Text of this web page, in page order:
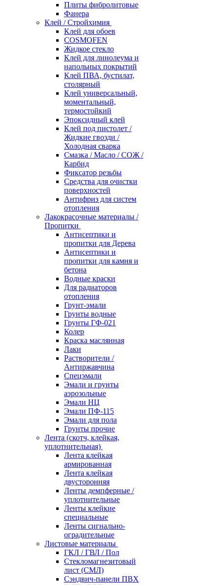
Плиты фибролитовые
Фанера
Клей / Стройхимия
Клей для обоев
COSMOFEN
Жидкое стекло
Клей для линолеума и
напольных покрытий
Клей ПВА, бустилат,
столярный
Клей универсальный,
моментальный,
термостойкий
Эпоксидный клей
Клей под пистолет /
Жидкие гвозди /
Холодная сварка
Смазка / Масло / СОЖ /
Карбид
Фиксатор резьбы
Средства для очистки
поверхностей
Антифриз для систем
отопления
Лакокрасочные материалы /
Пропитки
Антисептики и
пропитки для Дерева
Антисептики и
пропитки для камня и
бетона
Водные краски
Для радиаторов
отопления
Грунт-эмали
Грунты водные
Грунты ГФ-021
Колер
Краска маслянная
Лаки
Растворители /
Антиржавчина
Спецэмали
Эмали и грунты
аэрозольные
Эмали НЦ
Эмали ПФ-115
Эмали для пола
Грунты прочие
Лента (скотч, клейкая,
уплотнительная)
Лента клейкая
армированная
Лента клейкая
двусторонняя
Ленты демпферные /
уплотнительные
Ленты клейкие
специальные
Ленты сигнально-
оградительные
Листовые материалы
ГКЛ / ГВЛ / Пол
Стекломагнезитовый
лист (СМЛ)
Сэндвич-панели ПВХ